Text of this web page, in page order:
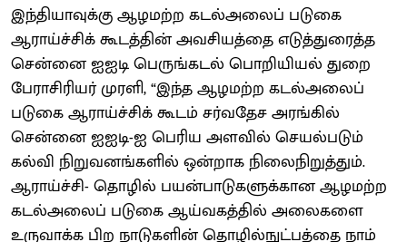
இந்தியாவுக்கு ஆழமற்ற கடல்அலைப் படுகை
ஆராய்ச்சிக் கூடத்தின் அவசியத்தை எடுத்துரைத்த
சென்னை ஐஐடி பெருங்கடல் பொறியியல் துறை
பேராசிரியர் முரளி, “இந்த ஆழமற்ற கடல்அலைப்
படுகை ஆராய்ச்சிக் கூடம் சர்வதேச அரங்கில்
சென்னை ஐஐடி-ஐ பெரிய அளவில் செயல்படும்
கல்வி நிறுவனங்களில் ஒன்றாக நிலைநிறுத்தும்.
ஆராய்ச்சி- தொழில் பயன்பாடுகளுக்கான ஆழமற்ற
கடல்அலைப் படுகை ஆய்வகத்தில் அலைகளை
உருவாக்க பிற நாடுகளின் தொழில்நுட்பத்தை நாம்